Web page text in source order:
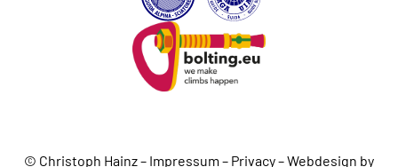
© Christoph Hainz – Impressum – Privacy–Webdesign by